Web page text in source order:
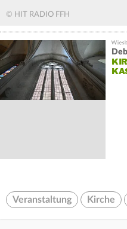
© HIT RADIO FFH
Veranstaltung Kirche